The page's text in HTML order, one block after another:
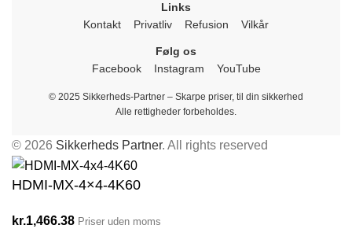
Links
Kontakt
Privatliv Refusion Vilkår
Følg os
Facebook
Instagram YouTube
© 2025 Sikkerheds-Partner – Skarpe priser, til din sikkerhed
Alle rettigheder forbeholdes.
© 2026 Sikkerheds Partner. All rights reserved
HDMI-MX-4×4-4K60
kr.1,466.38 Priser uden moms